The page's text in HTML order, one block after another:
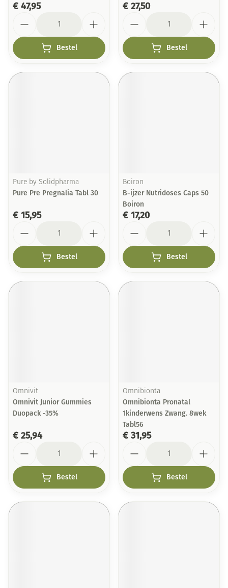
€ 47,95
Bestel
€ 27,50
Bestel
Pure by Solidpharma
Pure Pre Pregnalia Tabl 30
€ 15,95
Bestel
Boiron
B-ijzer Nutridoses Caps 50
Boiron
€ 17,20
Bestel
Omnivit
Omnivit Junior Gummies
Duopack -35%
€ 25,94
Bestel
Omnibionta
Omnibionta Pronatal
1kinderwens Zwang. 8wek
Tabl56
€ 31,95
Bestel